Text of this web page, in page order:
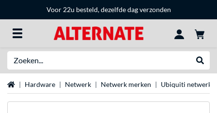
Voor 22u besteld, dezelfde dag verzonden
Home Hardware Netwerk Netwerk merken Ubiquiti